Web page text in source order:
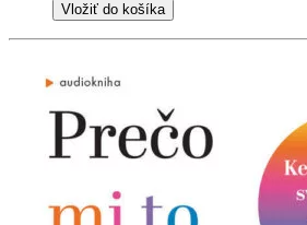
Vložiť do košíka